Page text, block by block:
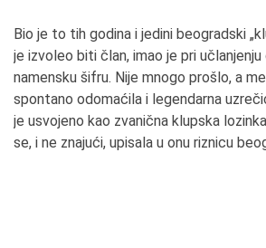
Bio je to tih godina i jedini beogradski
je izvoleo biti član, imao je pri učlanjenju
namensku šifru. Nije mnogo prošlo, a
spontano odomaćila i legendarna
je usvojeno kao zvanična klupska
se, i ne znajući, upisala u onu riznicu